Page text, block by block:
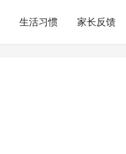
生活习惯 家长反馈